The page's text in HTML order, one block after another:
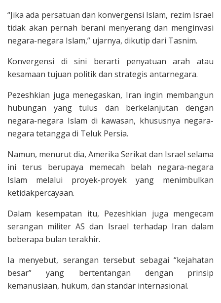
“Jika ada persatuan dan konvergensi Islam, rezim Israel
tidak akan pernah berani menyerang dan menginvasi
negara-negara Islam,” ujarnya, dikutip dari Tasnim.
Konvergensi di sini berarti penyatuan arah atau
kesamaan tujuan politik dan strategis antarnegara.
Pezeshkian juga menegaskan, Iran ingin membangun
hubungan yang tulus dan berkelanjutan dengan
negara-negara Islam di kawasan, khususnya negara-
negara tetangga di Teluk Persia.
Namun, menurut dia, Amerika Serikat dan Israel selama
ini terus berupaya memecah belah negara-negara
Islam melalui proyek-proyek yang menimbulkan
ketidakpercayaan.
Dalam kesempatan itu, Pezeshkian juga mengecam
serangan militer AS dan Israel terhadap Iran dalam
beberapa bulan terakhir.
Ia menyebut, serangan tersebut sebagai “kejahatan
besar” yang bertentangan dengan prinsip
kemanusiaan, hukum, dan standar internasional.